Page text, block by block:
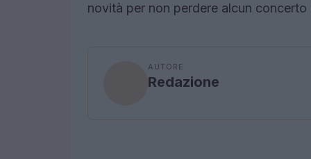
novità per non perdere alcun concerto
AUTORE
Redazione